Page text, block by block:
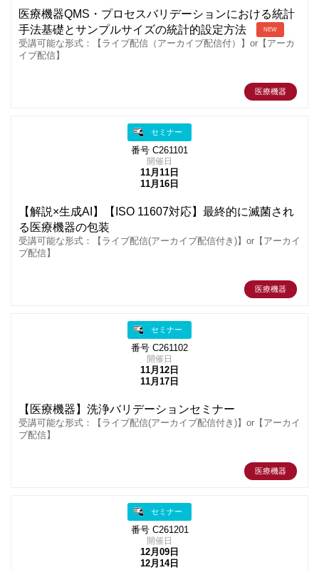
医療機器QMS・プロセスバリデーションにおける統計
手法基礎とサンプルサイズの統計的設定方法
NEW
受講可能な形式：【ライブ配信（アーカイブ配信付）】or【アーカ
イブ配信】
医療機器
セミナー
番号 C261101
開催日
11月11日
11月16日
【解説×生成AI】【ISO 11607対応】最終的に滅菌され
る医療機器の包装
受講可能な形式：【ライブ配信(アーカイブ配信付き)】or【アーカイ
ブ配信】
医療機器
セミナー
番号 C261102
開催日
11月12日
11月17日
【医療機器】洗浄バリデーションセミナー
受講可能な形式：【ライブ配信(アーカイブ配信付き)】or【アーカイ
ブ配信】
医療機器
セミナー
番号 C261201
開催日
12月09日
12月14日